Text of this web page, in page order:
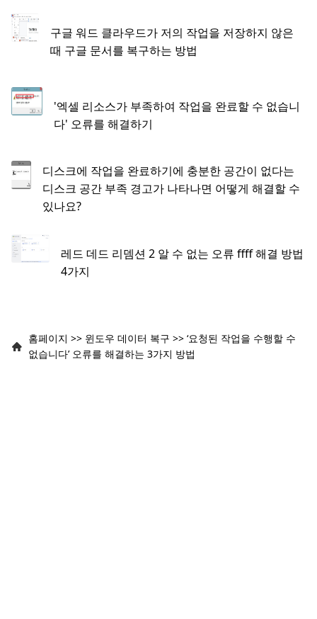
구글 워드 클라우드가 저의 작업을 저장하지 않은
때 구글 문서를 복구하는 방법
'엑셀 리소스가 부족하여 작업을 완료할 수 없습니
다' 오류를 해결하기
디스크에 작업을 완료하기에 충분한 공간이 없다는
디스크 공간 부족 경고가 나타나면 어떻게 해결할 수
있나요?
레드 데드 리뎀션 2 알 수 없는 오류 ffff 해결 방법
4가지
홈페이지 >> 윈도우 데이터 복구 >> ‘요청된 작업을 수행할 수
없습니다’ 오류를 해결하는 3가지 방법